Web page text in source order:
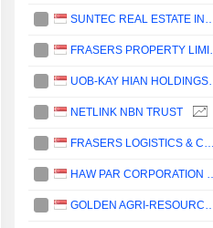
SUNTEC REAL ESTATE
UOB-
NETLINK NBN TRUST
FRASERS LOGISTICS & COMMERCIAL TRUST
HAW PAR
GOLDEN AGRI-